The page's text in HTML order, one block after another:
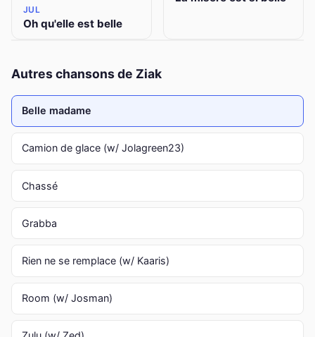
JUL
Oh qu'elle est belle
Autres chansons de Ziak
Belle madame
Camion de glace (w/ Jolagreen23)
Chassé
Grabba
Rien ne se remplace (w/ Kaaris)
Room (w/ Josman)